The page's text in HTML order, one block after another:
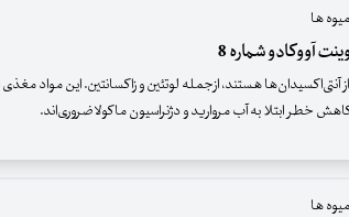
ها
آووکادو شماره 8
آنتی‌اکسیدان‌ها هستند، ازجمله لوتئین و زاکسانتین. این مواد مغذی
خطر ابتلا به آب مروارید و دژنراسیون ماکولا ضروری‌‌اند.
ها